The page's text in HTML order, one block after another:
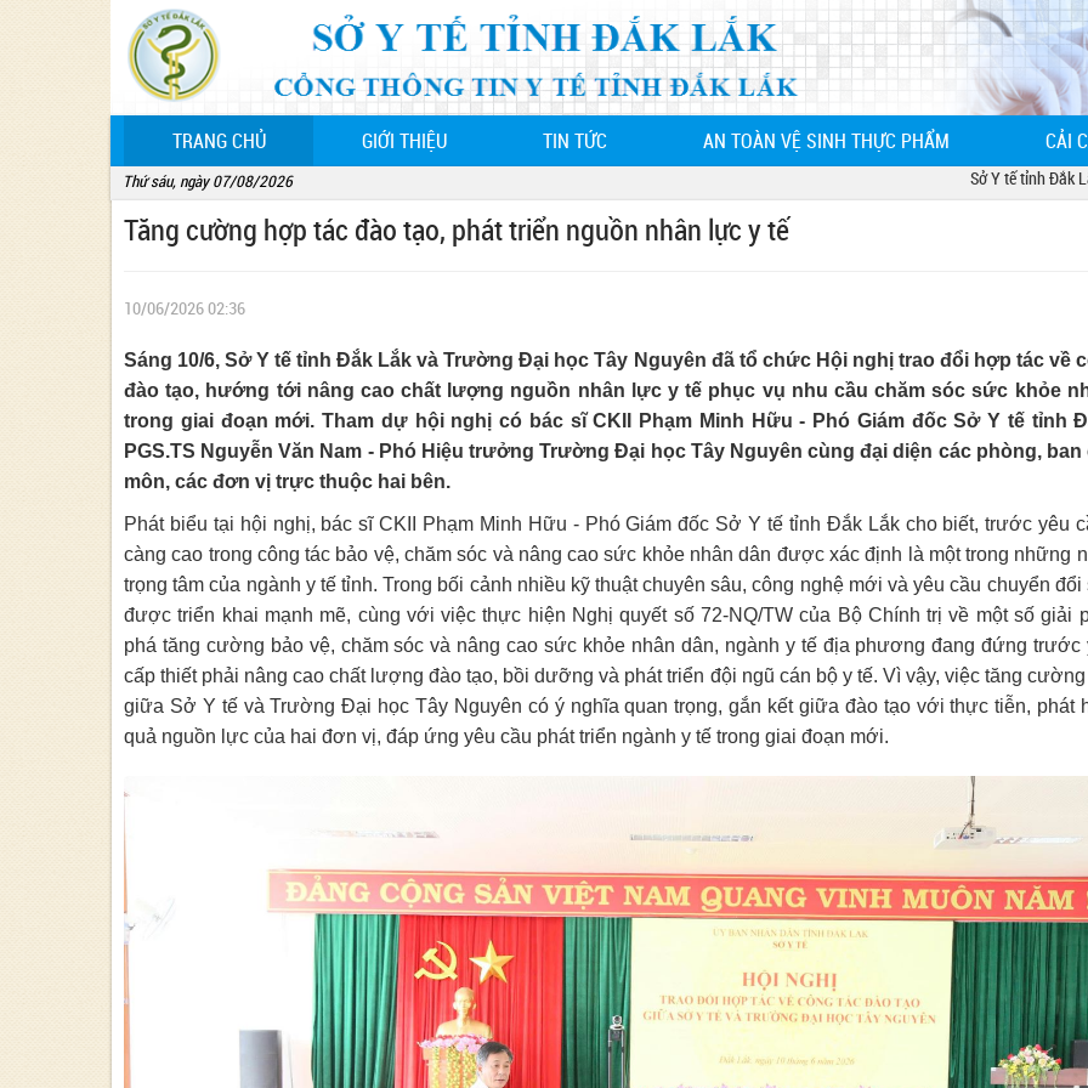
TRANG CHỦ(CURRENT) GIỚI THIỆU TIN TỨC AN TOÀN VỆ SINH THỰC PHẨM CẢI
Thứ sáu, ngày 07/08/2026 Sở Y tế tỉnh Đắk Lắk - 68 Lê
Tăng cường hợp tác đào tạo, phát triển nguồn nhân lực y tế
10/06/2026 02:36
Sáng 10/6, Sở Y tế tỉnh Đắk Lắk và Trường Đại học Tây Nguyên đã tổ chức Hội nghị trao đổi hợp tác về
đào tạo, hướng tới nâng cao chất lượng nguồn nhân lực y tế phục vụ nhu cầu chăm sóc sức khỏe
trong giai đoạn mới. Tham dự hội nghị có bác sĩ CKII Phạm Minh Hữu - Phó Giám đốc Sở Y tế tỉnh
PGS.TS Nguyễn Văn Nam - Phó Hiệu trưởng Trường Đại học Tây Nguyên cùng đại diện các phòng, ban
môn, các đơn vị trực thuộc hai bên.
Phát biểu tại hội nghị, bác sĩ CKII Phạm Minh Hữu - Phó Giám đốc Sở Y tế tỉnh Đắk Lắk cho biết, trước yêu
càng cao trong công tác bảo vệ, chăm sóc và nâng cao sức khỏe nhân dân được xác định là một trong những
trọng tâm của ngành y tế tỉnh. Trong bối cảnh nhiều kỹ thuật chuyên sâu, công nghệ mới và yêu cầu chuyển đổi
được triển khai mạnh mẽ, cùng với việc thực hiện Nghị quyết số 72-NQ/TW của Bộ Chính trị về một số giải
phá tăng cường bảo vệ, chăm sóc và nâng cao sức khỏe nhân dân, ngành y tế địa phương đang đứng trước
cấp thiết phải nâng cao chất lượng đào tạo, bồi dưỡng và phát triển đội ngũ cán bộ y tế. Vì vậy, việc tăng
giữa Sở Y tế và Trường Đại học Tây Nguyên có ý nghĩa quan trọng, gắn kết giữa đào tạo với thực tiễn, phát
quả nguồn lực của hai đơn vị, đáp ứng yêu cầu phát triển ngành y tế trong giai đoạn mới.